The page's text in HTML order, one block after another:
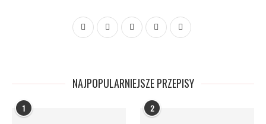
NAJPOPULARNIEJSZE PRZEPISY
1 2